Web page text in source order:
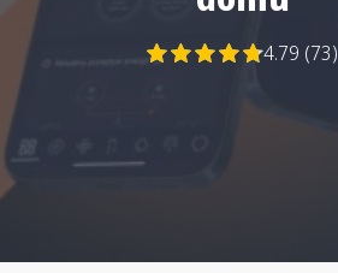
4.79 (73)